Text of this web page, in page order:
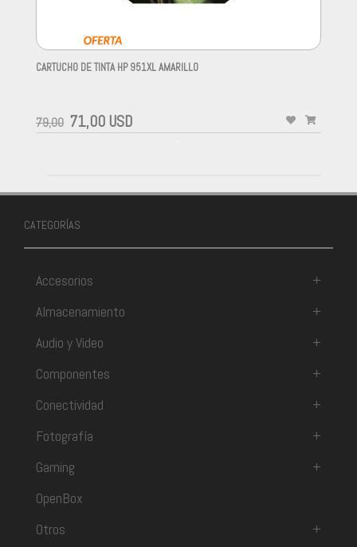
CARTUCHO DE TINTA HP 951XL AMARILLO
79,00 71,00 USD
CATEGORÍAS
Accesorios
+
Almacenamiento
+
Audio y Video
+
Componentes
+
Conectividad
+
Fotografía
+
Gaming
+
OpenBox
Otros
+